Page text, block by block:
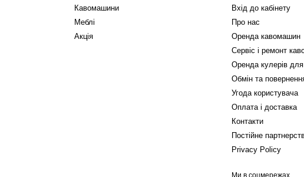
Кавомашини
Меблі
Акція
Вхід до кабінету
Про нас
Оренда кавомашин
Сервіс і ремонт
Оренда кулерів
Обмін та
Угода користувача
Оплата і доставка
Контакти
Постійне
Privacy Policy
Ми в соцмережах